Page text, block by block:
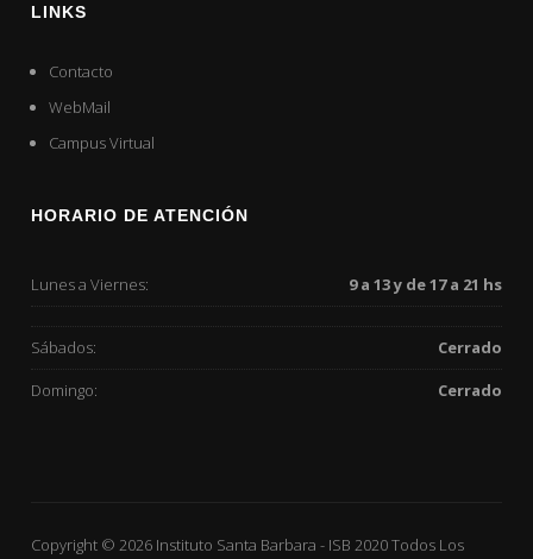
LINKS
Contacto
WebMail
Campus Virtual
HORARIO DE ATENCIÓN
Lunes a Viernes: 9 a 13 y de 17 a 21 hs
Sábados:
Cerrado
Domingo:
Cerrado
Copyright © 2026 Instituto Santa Barbara - ISB 2020 Todos Los